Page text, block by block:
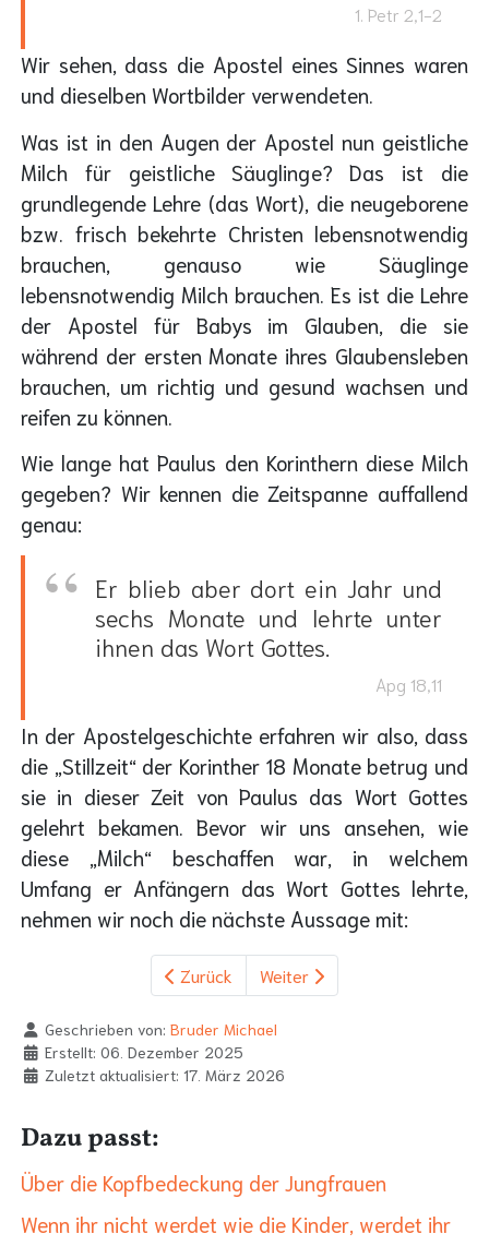
1. Petr 2,1-2
Wir sehen, dass die Apostel eines Sinnes waren
und dieselben Wortbilder verwendeten.
Was ist in den Augen der Apostel nun geistliche
Milch für geistliche Säuglinge? Das ist die
grundlegende Lehre (das Wort), die neugeborene
bzw. frisch bekehrte Christen lebensnotwendig
brauchen, genauso wie Säuglinge
lebensnotwendig Milch brauchen. Es ist die Lehre
der Apostel für Babys im Glauben, die sie
während der ersten Monate ihres Glaubensleben
brauchen, um richtig und gesund wachsen und
reifen zu können.
Wie lange hat Paulus den Korinthern diese Milch
gegeben? Wir kennen die Zeitspanne auffallend
genau:
Er blieb aber dort ein Jahr und
sechs Monate und lehrte unter
ihnen das Wort Gottes.
Apg 18,11
In der Apostelgeschichte erfahren wir also, dass
die „Stillzeit“ der Korinther 18 Monate betrug und
sie in dieser Zeit von Paulus das Wort Gottes
gelehrt bekamen. Bevor wir uns ansehen, wie
diese „Milch“ beschaffen war, in welchem
Umfang er Anfängern das Wort Gottes lehrte,
nehmen wir noch die nächste Aussage mit:
Zurück Weiter
Geschrieben von: Bruder Michael
Erstellt: 06. Dezember 2025
Zuletzt aktualisiert: 17. März 2026
Dazu passt:
Über die Kopfbedeckung der Jungfrauen
Wenn ihr nicht werdet wie die Kinder, werdet ihr